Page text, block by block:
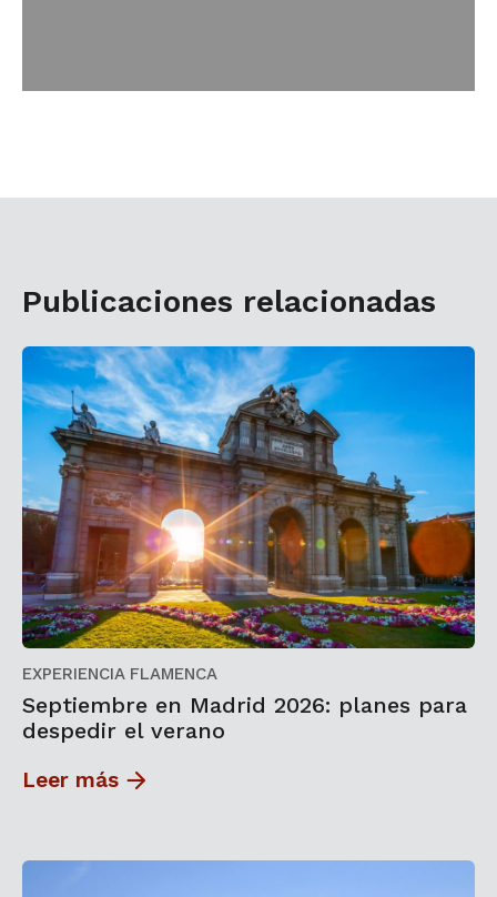
Publicaciones relacionadas
EXPERIENCIA FLAMENCA
Septiembre en Madrid 2026: planes para
despedir el verano
Leer más